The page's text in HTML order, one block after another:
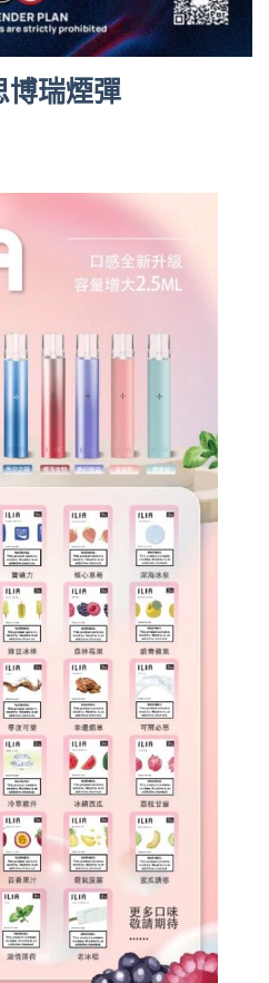
博瑞煙彈